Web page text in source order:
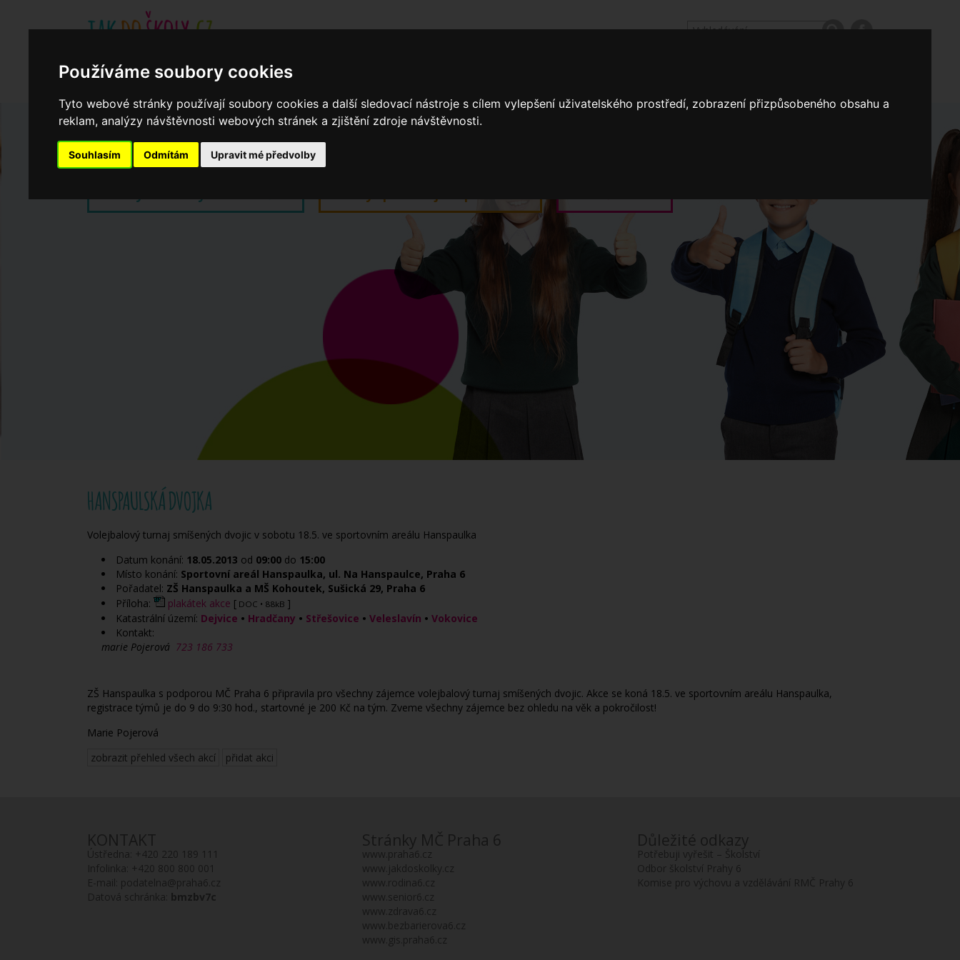
Používáme soubory cookies
Tyto webové stránky používají soubory cookies a další sledovací nástroje s cílem vylepšení uživatelského prostředí, zobrazení přizpůsobeného obsahu a
reklam, analýzy návštěvnosti webových stránek a zjištění zdroje návštěvnosti.
Souhlasím Odmítám Upravit mé předvolby
Základní školy Aktuality Akce Soukromé základní školy
Když potřebujete pomoci
Ročenka
cookies
Zápisy do ZŠ 2026/27 Výroční zprávy
HANSPAULSKÁ DVOJKA
Volejbalový turnaj smíšených dvojic v sobotu 18.5. ve sportovním areálu Hanspaulka
Datum konání: 18.05.2013 od 09:00 do 15:00
Místo konání: Sportovní areál Hanspaulka, ul. Na Hanspaulce, Praha 6
Pořadatel: ZŠ Hanspaulka a MŠ Kohoutek, Sušická 29, Praha 6
Příloha:
plakátek akce [ DOC • 88kB ]
Katastrální území: Dejvice • Hradčany • Střešovice • Veleslavín • Vokovice
Kontakt:
marie Pojerová 723 186 733
ZŠ Hanspaulka s podporou MČ Praha 6 připravila pro všechny zájemce volejbalový turnaj smíšených dvojic. Akce se koná 18.5. ve sportovním areálu Hanspaulka,
registrace týmů je do 9 do 9:30 hod., startovné je 200 Kč na tým. Zveme všechny zájemce bez ohledu na věk a pokročilost!
Marie Pojerová
zobrazit přehled všech akcí
přidat akci
KONTAKT
Ústředna: +420 220 189 111
Infolinka: +420 800 800 001
E-mail: podatelna@praha6.cz
Datová schránka: bmzbv7c
Stránky MČ Praha 6
www.praha6.cz
www.jakdoskolky.cz
www.rodina6.cz
www.senior6.cz
www.zdrava6.cz
www.bezbarierova6.cz
www.gis.praha6.cz
Důležité odkazy
Potřebuji vyřešit – Školství
Odbor školství Prahy 6
Komise pro výchovu a vzdělávání RMČ Prahy 6